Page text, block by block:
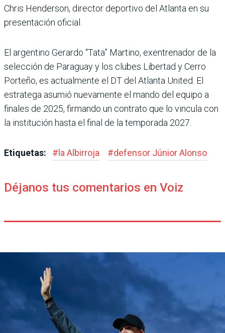
Chris Hender­son, director deportivo del Atlanta en su
presentación oficial.
El argentino Gerardo “Tata” Martino, exentrenador de la
selección de Paraguay y los clubes Libertad y Cerro
Porteño, es actualmente el DT del Atlanta United. El
estra­tega asumió nuevamente el mando del equipo a
finales de 2025, firmando un contrato que lo vincula con
la institu­ción hasta el final de la tem­porada 2027.
Etiquetas: # la Albirroja #defensor Júnior Alonso
Déjanos tus comentarios en Voiz